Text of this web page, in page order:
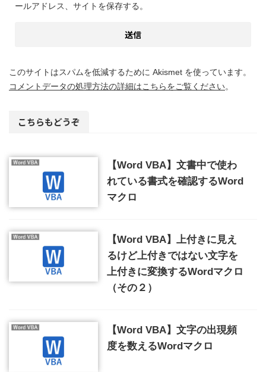
ールアドレス、サイトを保存する。
このサイトはスパムを低減するために Akismet を使っています。
コメントデータの処理方法の詳細はこちらをご覧ください。
こちらもどうぞ
【Word VBA】文書中で使わ
れている書式を確認するWord
マクロ
【Word VBA】上付きに見え
るけど上付きではない文字を
上付きに変換するWordマクロ
（その２）
【Word VBA】文字の出現頻
度を数えるWordマクロ